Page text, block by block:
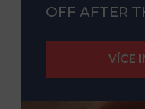
OFF AFTER